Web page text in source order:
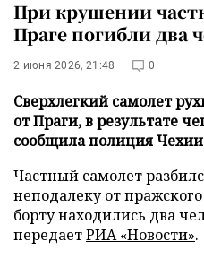
При крушении
Праге погибли два
2 июня 2026, 21:48 0
Сверхлегкий самолет
от Праги, в результате
сообщила полиция
Частный самолет
неподалеку от
борту находились два
передаетРИА «Новости».